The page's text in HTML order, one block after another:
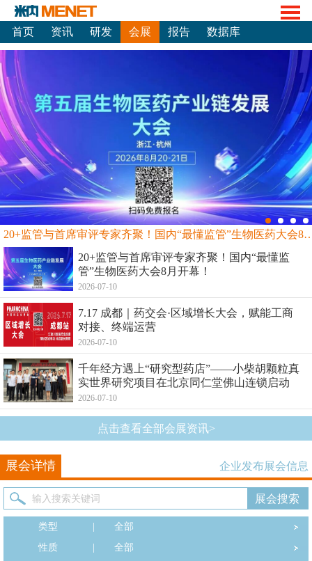
首页 资讯 研发 会展 报告 数据库
20+监管与首席审评专家齐聚！国内“最
20+监管与首席审评专家齐聚！国内“最懂监
管”生物医药大会8月开幕！
2026-07-10
7.17 成都｜药交会·区域增长大会，赋能工商
对接、终端运营
2026-07-10
千年经方遇上“研究型药店”——小柴胡颗粒真
实世界研究项目在北京同仁堂佛山连锁启动
2026-07-10
点击查看全部会展资讯>
展会详情 企业发布展会信息
类型
全部
性质
全部